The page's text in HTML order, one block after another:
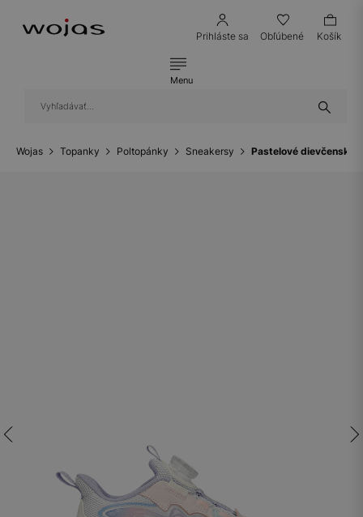
Prihláste sa Obľúbené Košík
Menu
Wojas Topanky Poltopánky Sneakersy Pastelové dievčenské